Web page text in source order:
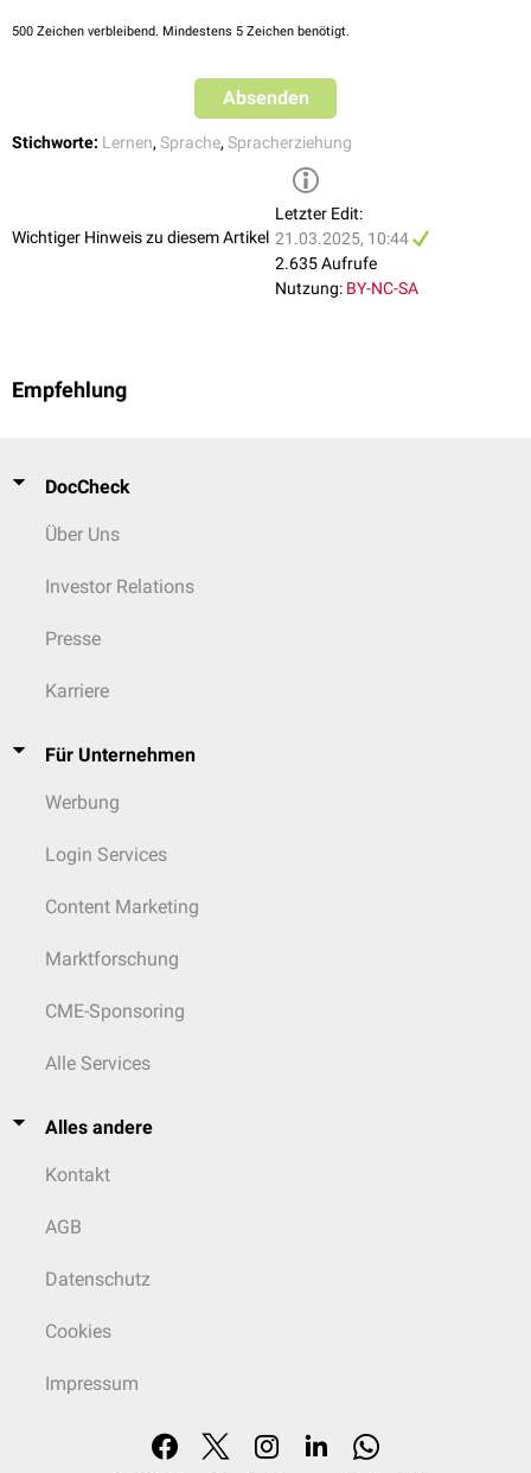
500 Zeichen verbleibend. Mindestens 5 Zeichen benötigt.
Absenden
Stichworte: Lernen, Sprache, Spracherziehung
Wichtiger Hinweis zu diesem Artikel
Letzter Edit:
21.03.2025, 10:44
2.635 Aufrufe
Nutzung: BY-NC-SA
Empfehlung
DocCheck
Über Uns
Investor Relations
Presse
Karriere
Für Unternehmen
Werbung
Login Services
Content Marketing
Marktforschung
CME-Sponsoring
Alle Services
Alles andere
Kontakt
AGB
Datenschutz
Cookies
Impressum